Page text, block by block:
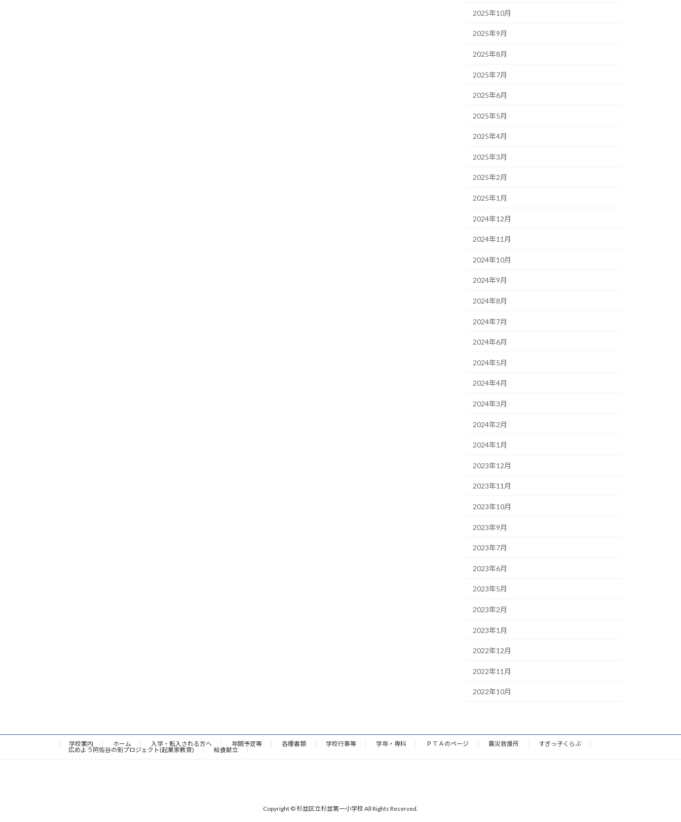
2025年10月
2025年9月
2025年8月
2025年7月
2025年6月
2025年5月
2025年4月
2025年3月
2025年2月
2025年1月
2024年12月
2024年11月
2024年10月
2024年9月
2024年8月
2024年7月
2024年6月
2024年5月
2024年4月
2024年3月
2024年2月
2024年1月
2023年12月
2023年11月
2023年10月
2023年9月
2023年7月
2023年6月
2023年5月
2023年2月
2023年1月
2022年12月
2022年11月
2022年10月
学校案内 ホーム 入学・転入される方へ 年間予定等 各種書類 学校行事等 学年・専科 ＰＴＡのページ 震災救援所
すぎっ子くらぶ
広めよう阿佐谷の街プロジェクト(起業家教育)
給食献立
Copyright © 杉並区立杉並第一小学校 All Rights Reserved.